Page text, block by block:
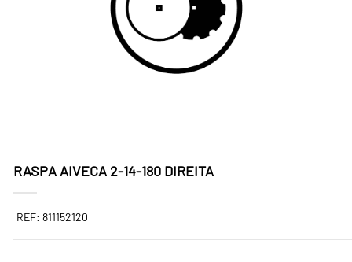
RASPA AIVECA 2-14-180 DIREITA
REF: 811152120